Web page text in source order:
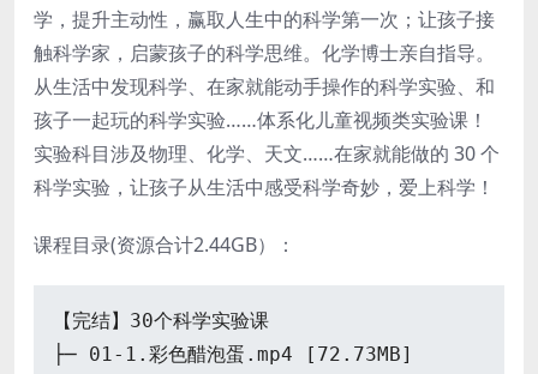
学，提升主动性，赢取人生中的科学第一次；让孩子接
触科学家，启蒙孩子的科学思维。化学博士亲自指导。
从生活中发现科学、在家就能动手操作的科学实验、和
孩子一起玩的科学实验……体系化儿童视频类实验课！
实验科目涉及物理、化学、天文……在家就能做的 30 个
科学实验，让孩子从生活中感受科学奇妙，爱上科学！
课程目录(资源合计2.44GB）：
【完结】30个科学实验课
├─ 01-1.彩色醋泡蛋.mp4 [72.73MB]